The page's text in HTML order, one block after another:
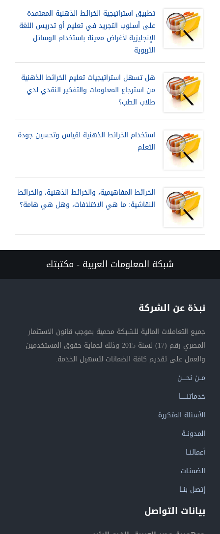
تطبيق استراتيجية الخرائط الذهنية المعتمدة
على أسلوب التجريد في تعليم أو تدريس اللغة
الإنجليزية لأغراض معينة باستخدام الوسائل
التربوية
هل تسهل استراتيجيات تعليم الخرائط الذهنية
من استرجاع المعلومات والتفكير النقدي لدي
طلاب الطب؟
استخدام الخرائط الذهنية لقياس وتحسين جودة
التعلم
الخرائط المفاهيمية، والخرائط الذهنية، والخرائط
النقاشية: ما هي الاختلافات، وهل هي هامة؟
شبكة المعلومات العربية - مكتبتك
نبذة عن الشركة
جميع التعاملات المالية للشبكة محمية بموجب قانون الاستثمار
المصري رقم (17) لسنة 2015 وذلك لحماية حقوق المستخدمين
والعمل على تقديم كافة الضمانات لتسهيل الخدمة.
مــن نحــــن
خدماتنــــــا
الأسئلة المتكررة
المدونــة
أعمالنــا
الضمنـات
إتصل بنــا
بيانات التواصل